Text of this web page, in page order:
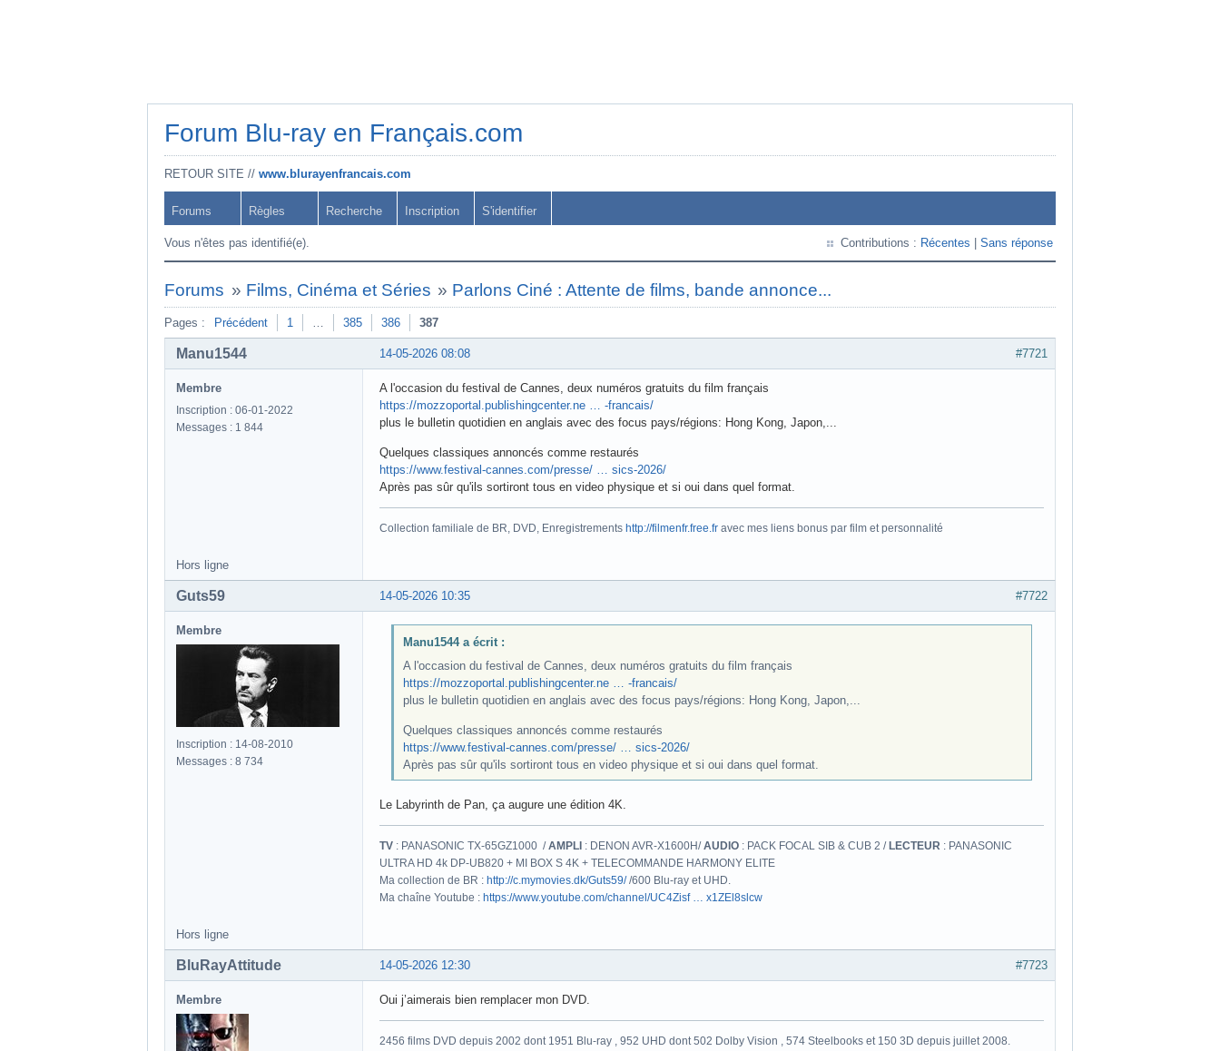
Forum Blu-ray en Français.com
RETOUR SITE // www.blurayenfrancais.com
Forums Règles Recherche Inscription S'identifier
Vous n'êtes pas identifié(e). Contributions : Récentes Sans réponse
Forums » Films, Cinéma et Séries » Parlons Ciné : Attente de films, bande annonce...
Pages : Précédent 1 … 385 386 387
#7721
14-05-2026 08:08
Manu1544
Membre
Inscription : 06-01-2022
Messages : 1 844
A l'occasion du festival de Cannes, deux numéros gratuits du film français
https://mozzoportal.publishingcenter.ne … -francais/
plus le bulletin quotidien en anglais avec des focus pays/régions: Hong Kong, Japon,...
Quelques classiques annoncés comme restaurés
https://www.festival-cannes.com/presse/ … sics-2026/
Après pas sûr qu'ils sortiront tous en video physique et si oui dans quel format.
Collection familiale de BR, DVD, Enregistrements http://filmenfr.free.fr avec mes liens bonus par film et personnalité
Hors ligne
#7722
14-05-2026 10:35
Guts59
Membre
Inscription : 14-08-2010
Messages : 8 734
Manu1544 a écrit :
A l'occasion du festival de Cannes, deux numéros gratuits du film français
https://mozzoportal.publishingcenter.ne … -francais/
plus le bulletin quotidien en anglais avec des focus pays/régions: Hong Kong, Japon,...
Quelques classiques annoncés comme restaurés
https://www.festival-cannes.com/presse/ … sics-2026/
Après pas sûr qu'ils sortiront tous en video physique et si oui dans quel format.
Le Labyrinth de Pan, ça augure une édition 4K.
TV : PANASONIC TX-65GZ1000 /AMPLI : DENON AVR-X1600H/AUDIO : PACK FOCAL SIB & CUB 2 / LECTEUR : PANASONIC
ULTRA HD 4k DP-UB820 + MI BOX S 4K + TELECOMMANDE HARMONY ELITE
Ma collection de BR : http://c.mymovies.dk/Guts59//600 Blu-ray et UHD.
Ma chaîne Youtube : https://www.youtube.com/channel/UC4Zisf … x1ZEl8slcw
Hors ligne
#7723
14-05-2026 12:30
BluRayAttitude
Membre Oui j’aimerais bien remplacer mon DVD.
2456 films DVD depuis 2002 dont 1951 Blu-ray , 952 UHD dont 502 Dolby Vision , 574 Steelbooks et 150 3D depuis juillet 2008.